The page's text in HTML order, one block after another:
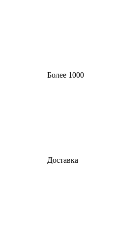
Более 1000
Доставка